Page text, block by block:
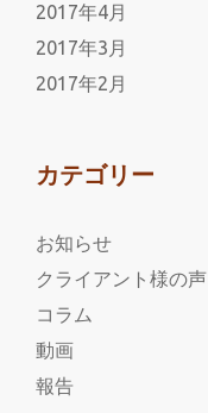
2017年4月
2017年3月
2017年2月
カテゴリー
お知らせ
クライアント様の声
コラム
動画
報告